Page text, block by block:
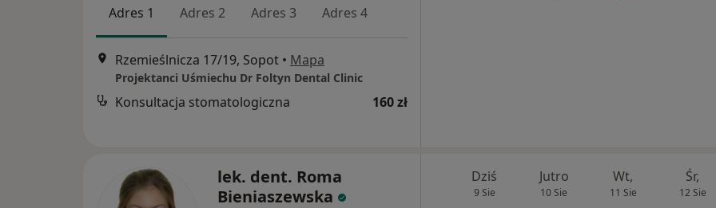
Adres 1 Adres 2 Adres 3 Adres 4
Rzemieślnicza 17/19, Sopot • Mapa
Projektanci Uśmiechu Dr Foltyn Dental Clinic
Konsultacja stomatologiczna 160 zł
lek. dent. Roma
Bieniaszewska
Dziś
9 Sie
Jutro
10 Sie
Wt,
11 Sie
Śr,
12 Sie